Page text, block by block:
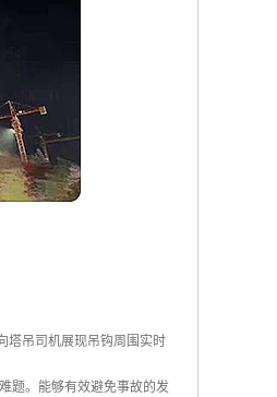
塔吊司机展现吊钩周围实时
题。能够有效避免事故的发